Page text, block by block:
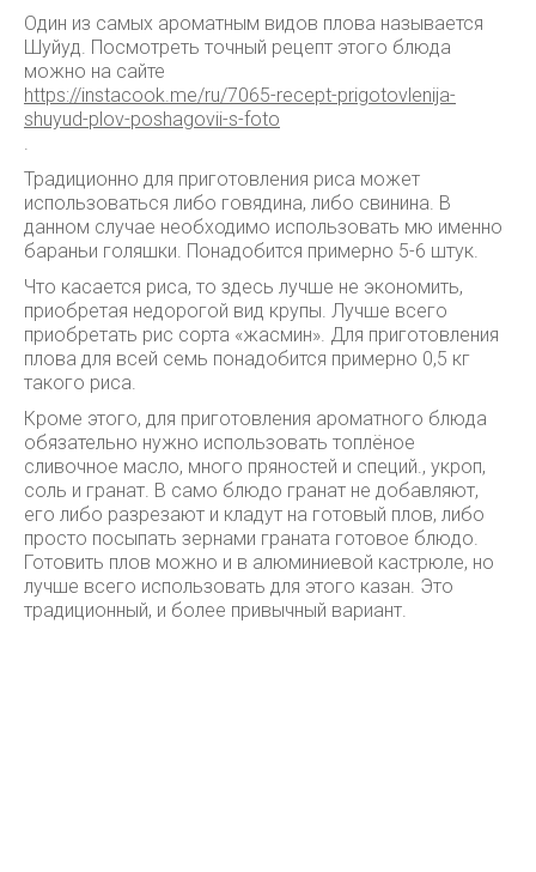
Один из самых ароматным видов плова называется
Шуйуд. Посмотреть точный рецепт этого блюда
можно на сайте
https://instacook.me/ru/7065-recept-prigotovlenija-
shuyud-plov-poshagovii-s-foto
.
Традиционно для приготовления риса может
использоваться либо говядина, либо свинина. В
данном случае необходимо использовать мю именно
бараньи голяшки. Понадобится примерно 5-6 штук.
Что касается риса, то здесь лучше не экономить,
приобретая недорогой вид крупы. Лучше всего
приобретать рис сорта «жасмин». Для приготовления
плова для всей семь понадобится примерно 0,5 кг
такого риса.
Кроме этого, для приготовления ароматного блюда
обязательно нужно использовать топлёное
сливочное масло, много пряностей и специй., укроп,
соль и гранат. В само блюдо гранат не добавляют,
его либо разрезают и кладут на готовый плов, либо
просто посыпать зернами граната готовое блюдо.
Готовить плов можно и в алюминиевой кастрюле, но
лучше всего использовать для этого казан. Это
традиционный, и более привычный вариант.